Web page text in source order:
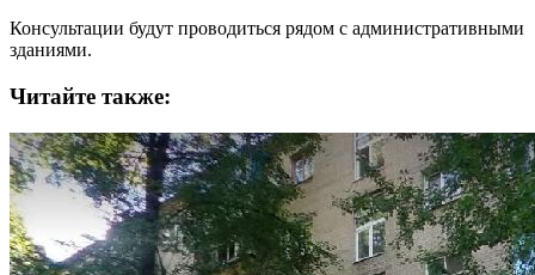
Консультации будут проводиться рядом с административными
зданиями.
Читайте также: